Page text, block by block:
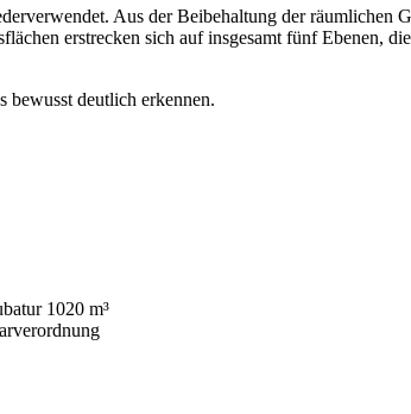
Aus der Beibehaltung der räumlichen
erstrecken sich auf insgesamt fünf Ebenen,
bewusst deutlich erkennen.
1020 m³